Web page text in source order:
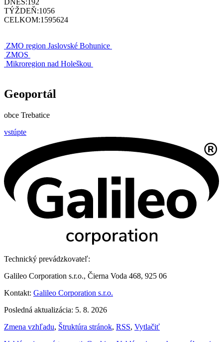
DNES:192
TÝŽDEŇ:1056
CELKOM:1595624
ZMO region Jaslovské Bohunice
ZMOS
Mikroregion nad Holeškou
Geoportál
obce Trebatice
vstúpte
Technický prevádzkovateľ:
Galileo Corporation s.r.o., Čierna Voda 468, 925 06
Kontakt: Galileo Corporation s.r.o.
Posledná aktualizácia: 5. 8. 2026
Zmena vzhľadu, Štruktúra stránok, RSS, Vytlačiť